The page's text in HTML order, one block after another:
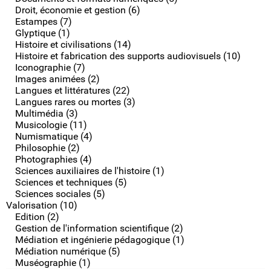
Droit, économie et gestion (6)
Estampes (7)
Glyptique (1)
Histoire et civilisations (14)
Histoire et fabrication des supports audiovisuels (10)
Iconographie (7)
Images animées (2)
Langues et littératures (22)
Langues rares ou mortes (3)
Multimédia (3)
Musicologie (11)
Numismatique (4)
Philosophie (2)
Photographies (4)
Sciences auxiliaires de l'histoire (1)
Sciences et techniques (5)
Sciences sociales (5)
Valorisation (10)
Edition (2)
Gestion de l'information scientifique (2)
Médiation et ingénierie pédagogique (1)
Médiation numérique (5)
Muséographie (1)